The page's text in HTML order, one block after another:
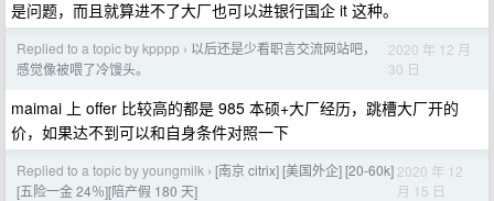
是问题，而且就算进不了大厂也可以进银行国企 it 这种。
Replied to a topic by kpppp › 以后还是少看职言交流网站吧，
感觉像被喂了冷馒头。
2020 年 12 月
30 日
maimai 上 offer 比较高的都是 985 本硕+大厂经历，跳槽大厂开的
价，如果达不到可以和自身条件对照一下
Replied to a topic by youngmilk › [南京 citrix] [美国外企] [20-60k]
[五险一金 24％][陪产假 180 天]
2020 年 12
月 15 日